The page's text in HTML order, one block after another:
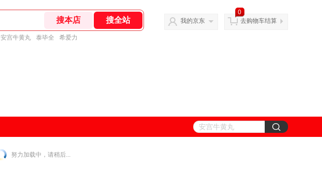
安宫牛黄丸 泰毕全 希爱力
我的京东
0
去购物车结算
努力加载中，请稍后...